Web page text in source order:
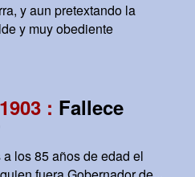
y aun pretextando la
y muy obediente
: Fallece
los 85 años de edad el